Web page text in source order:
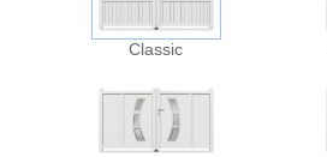
Classic